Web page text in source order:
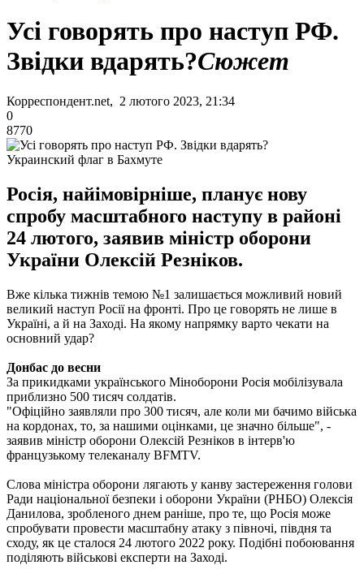
Усі говорять про наступ РФ.
Звідки вдарять?Сюжет
Корреспондент.net, 2 лютого 2023, 21:34
0
8770
Украинский флаг в Бахмуте
Росія, найімовірніше, планує нову
спробу масштабного наступу в районі
24 лютого, заявив міністр оборони
України Олексій Резніков.
Вже кілька тижнів темою №1 залишається можливий новий
великий наступ Росії на фронті. Про це говорять не лише в
Україні, а й на Заході. На якому напрямку варто чекати на
основний удар?
Донбас до весни
За прикидками українського Міноборони Росія мобілізувала
приблизно 500 тисяч солдатів.
"Офіційно заявляли про 300 тисяч, але коли ми бачимо війська
на кордонах, то, за нашими оцінками, це значно більше", -
заявив міністр оборони Олексій Резніков в інтерв'ю
французькому телеканалу BFMTV.
Слова міністра оборони лягають у канву застереження голови
Ради національної безпеки і оборони України (РНБО) Олексія
Данилова, зробленого днем раніше, про те, що Росія може
спробувати провести масштабну атаку з півночі, півдня та
сходу, як це сталося 24 лютого 2022 року. Подібні побоювання
поділяють військові експерти на Заході.